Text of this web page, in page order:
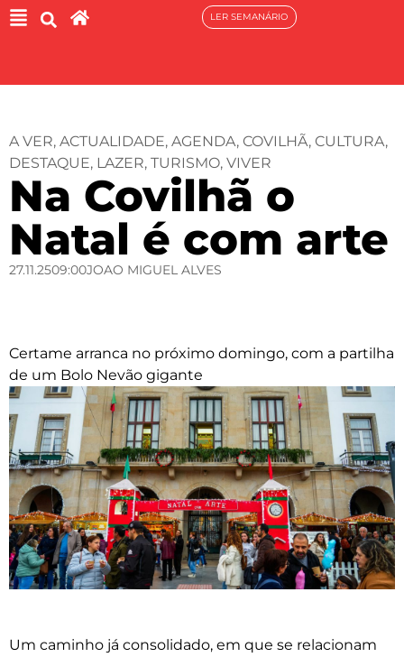
LER SEMANÁRIO
A VER, ACTUALIDADE, AGENDA, COVILHÃ, CULTURA,
DESTAQUE, LAZER, TURISMO, VIVER
Na Covilhã o
Natal é com arte
27.11.2509:00JOAO MIGUEL ALVES
Certame arranca no próximo domingo, com a partilha
de um Bolo Nevão gigante
Um caminho já consolidado, em que se relacionam